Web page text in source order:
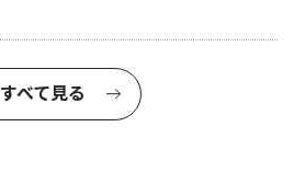
すべて見る